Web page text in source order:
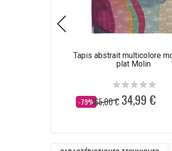
Tapis abstrait multicolore
plat Molin
-79%
Dès 165,00 € 34,99 €